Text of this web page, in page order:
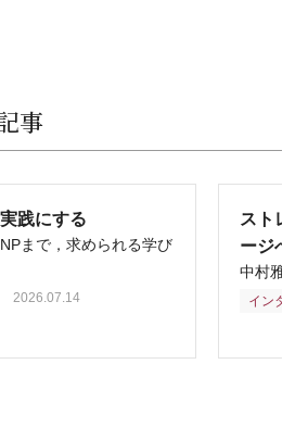
事
践にする
まで，求められる学び
2026.07.14
ストレ
ージへ
中村雅俊
インタビ